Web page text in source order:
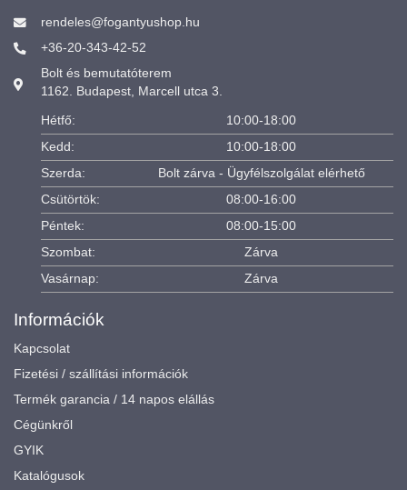
rendeles@fogantyushop.hu
+36-20-343-42-52
Bolt és bemutatóterem
1162. Budapest, Marcell utca 3.
Hétfő:
10:00-18:00
Kedd:
10:00-18:00
Szerda:
Bolt zárva - Ügyfélszolgálat elérhető
Csütörtök:
08:00-16:00
Péntek:
08:00-15:00
Szombat:
Zárva
Vasárnap:
Zárva
Információk
Kapcsolat
Fizetési / szállítási információk
Termék garancia / 14 napos elállás
Cégünkről
GYIK
Katalógusok